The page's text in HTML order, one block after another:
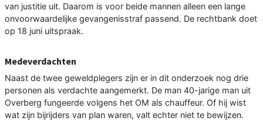
van justitie uit. Daarom is voor beide mannen alleen een lange
onvoorwaardelijke gevangenisstraf passend. De rechtbank doet
op 18 juni uitspraak.
Medeverdachten
Naast de twee geweldplegers zijn er in dit onderzoek nog drie
personen als verdachte aangemerkt. De man 40-jarige man uit
Overberg fungeerde volgens het OM als chauffeur. Of hij wist
wat zijn bijrijders van plan waren, valt echter niet te bewijzen.